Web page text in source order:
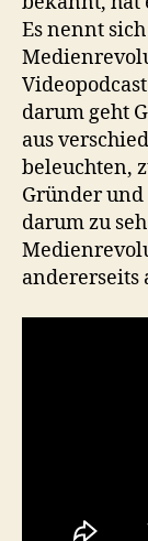
Es nennt
darum geht
aus
beleuchten,
Gründer
darum zu
andererseits